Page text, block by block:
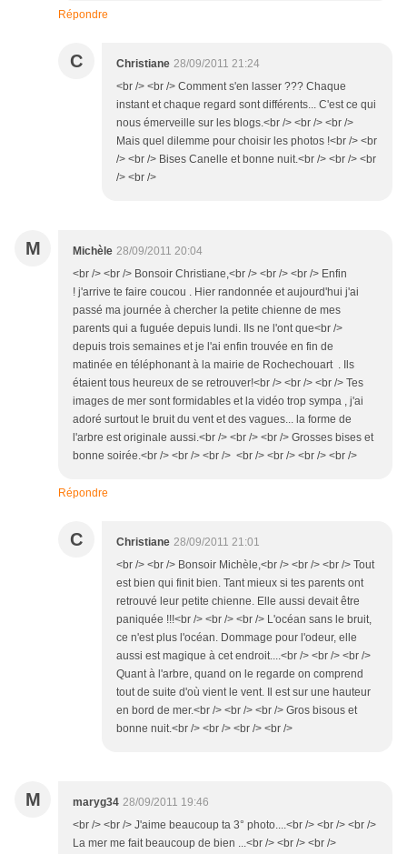
Répondre
C Christiane 28/09/2011 21:24
<br /> <br /> Comment s'en lasser ??? Chaque
instant et chaque regard sont différents... C'est ce qui
nous émerveille sur les blogs.<br /> <br /> <br />
Mais quel dilemme pour choisir les photos !<br /> <br
/> <br /> Bises Canelle et bonne nuit.<br /> <br /> <br
/> <br />
M Michèle 28/09/2011 20:04
<br /> <br /> Bonsoir Christiane,<br /> <br /> <br /> Enfin
! j'arrive te faire coucou . Hier randonnée et aujourd'hui j'ai
passé ma journée à chercher la petite chienne de mes
parents qui a fuguée depuis lundi. Ils ne l'ont que<br />
depuis trois semaines et je l'ai enfin trouvée en fin de
matinée en téléphonant à la mairie de Rochechouart . Ils
étaient tous heureux de se retrouver!<br /> <br /> <br /> Tes
images de mer sont formidables et la vidéo trop sympa , j'ai
adoré surtout le bruit du vent et des vagues... la forme de
l'arbre est originale aussi.<br /> <br /> <br /> Grosses bises et
bonne soirée.<br /> <br /> <br /> <br /> <br /> <br /> <br />
Répondre
C Christiane 28/09/2011 21:01
<br /> <br /> Bonsoir Michèle,<br /> <br /> <br /> Tout
est bien qui finit bien. Tant mieux si tes parents ont
retrouvé leur petite chienne. Elle aussi devait être
paniquée !!!<br /> <br /> <br /> L'océan sans le bruit,
ce n'est plus l'océan. Dommage pour l'odeur, elle
aussi est magique à cet endroit....<br /> <br /> <br />
Quant à l'arbre, quand on le regarde on comprend
tout de suite d'où vient le vent. Il est sur une hauteur
en bord de mer.<br /> <br /> <br /> Gros bisous et
bonne nuit.<br /> <br /> <br /> <br />
M maryg34 28/09/2011 19:46
<br /> <br /> J'aime beaucoup ta 3° photo....<br /> <br /> <br />
La mer me fait beaucoup de bien ...<br /> <br /> <br />